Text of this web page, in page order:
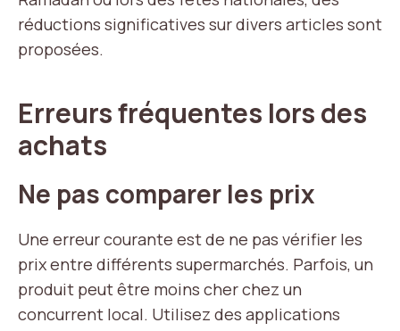
réductions significatives sur divers articles sont
proposées.
Erreurs fréquentes lors des
achats
Ne pas comparer les prix
Une erreur courante est de ne pas vérifier les
prix entre différents supermarchés. Parfois, un
produit peut être moins cher chez un
concurrent local. Utilisez des applications